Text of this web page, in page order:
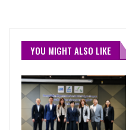
YOU MIGHT ALSO LIKE